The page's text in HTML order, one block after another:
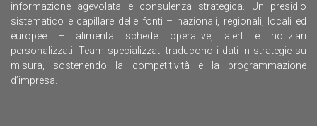
informazione agevolata e consulenza strategica. Un presidio
sistematico e capillare delle fonti – nazionali, regionali, locali ed
europee – alimenta schede operative, alert e notiziari
personalizzati. Team specializzati traducono i dati in strategie su
misura, sostenendo la competitività e la programmazione
d’impresa.